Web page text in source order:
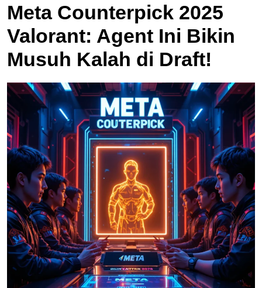
Meta Counterpick 2025
Valorant: Agent Ini Bikin
Musuh Kalah di Draft!